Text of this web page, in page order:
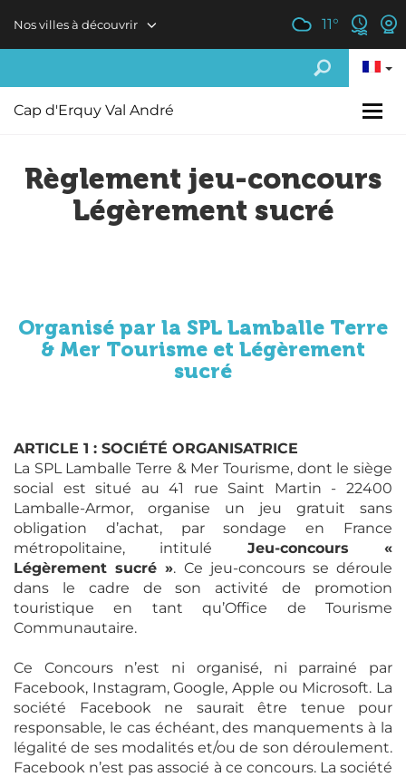
Nos villes à découvrir 11°
Cap d'Erquy Val André
Règlement jeu-concours
Légèrement sucré
Organisé par la SPL Lamballe Terre
& Mer Tourisme et Légèrement
sucré
ARTICLE 1 : SOCIÉTÉ ORGANISATRICE
La SPL Lamballe Terre & Mer Tourisme, dont le siège
social est situé au 41 rue Saint Martin - 22400
Lamballe-Armor, organise un jeu gratuit sans
obligation d’achat, par sondage en France
métropolitaine, intitulé Jeu-concours «
Légèrement sucré ». Ce jeu-concours se déroule
dans le cadre de son activité de promotion
touristique en tant qu’Office de Tourisme
Communautaire.
Ce Concours n’est ni organisé, ni parrainé par
Facebook, Instagram, Google, Apple ou Microsoft. La
société Facebook ne saurait être tenue pour
responsable, le cas échéant, des manquements à la
légalité de ses modalités et/ou de son déroulement.
Facebook n’est pas associé à ce concours. La société